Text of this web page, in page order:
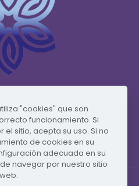
"cookies" que son
funcionamiento. Si
sitio, acepta su uso. Si no
de cookies en su
adecuada en su
navegar por nuestro sitio
web.